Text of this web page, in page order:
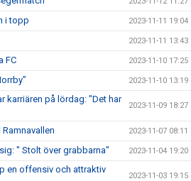
i topp 2023-11-11 19:04
2023-11-11 13:43
FC 2023-11-10 17:25
2023-11-10 13:19
karriären på lördag: "Det har
2023-11-09 18:27
2023-11-07 08:11
" Stolt över grabbarna" 2023-11-04 19:20
en offensiv och attraktiv
2023-11-03 19:15